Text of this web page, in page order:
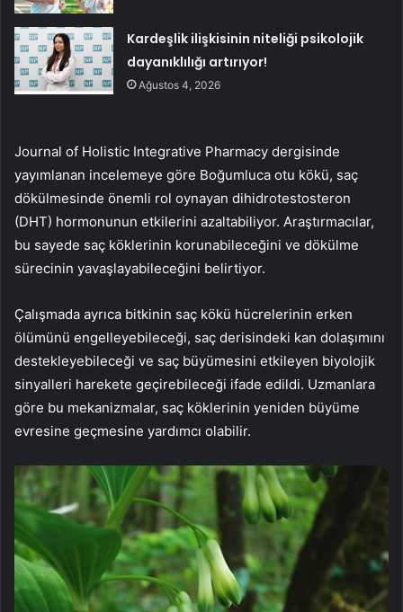
Kardeşlik ilişkisinin niteliği psikolojik
dayanıklılığı artırıyor!
Ağustos 4, 2026
Journal of Holistic Integrative Pharmacy dergisinde
yayımlanan incelemeye göre Boğumluca otu kökü, saç
dökülmesinde önemli rol oynayan dihidrotestosteron
(DHT) hormonunun etkilerini azaltabiliyor. Araştırmacılar,
bu sayede saç köklerinin korunabileceğini ve dökülme
sürecinin yavaşlayabileceğini belirtiyor.
Çalışmada ayrıca bitkinin saç kökü hücrelerinin erken
ölümünü engelleyebileceği, saç derisindeki kan dolaşımını
destekleyebileceği ve saç büyümesini etkileyen biyolojik
sinyalleri harekete geçirebileceği ifade edildi. Uzmanlara
göre bu mekanizmalar, saç köklerinin yeniden büyüme
evresine geçmesine yardımcı olabilir.